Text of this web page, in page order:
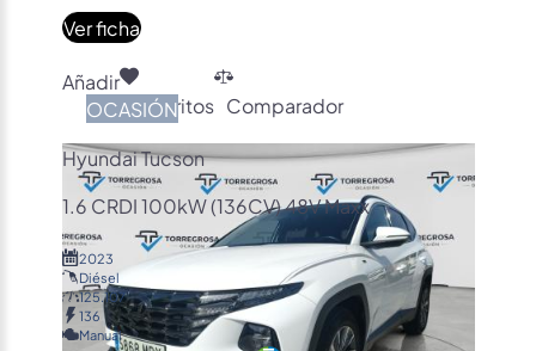
Ver ficha
Añadir
Favoritos Comparador
OCASIÓN
Hyundai Tucson
1.6 CRDI 100kW (136CV) 48V Maxx
2023
Diésel
125.107
136
Manual